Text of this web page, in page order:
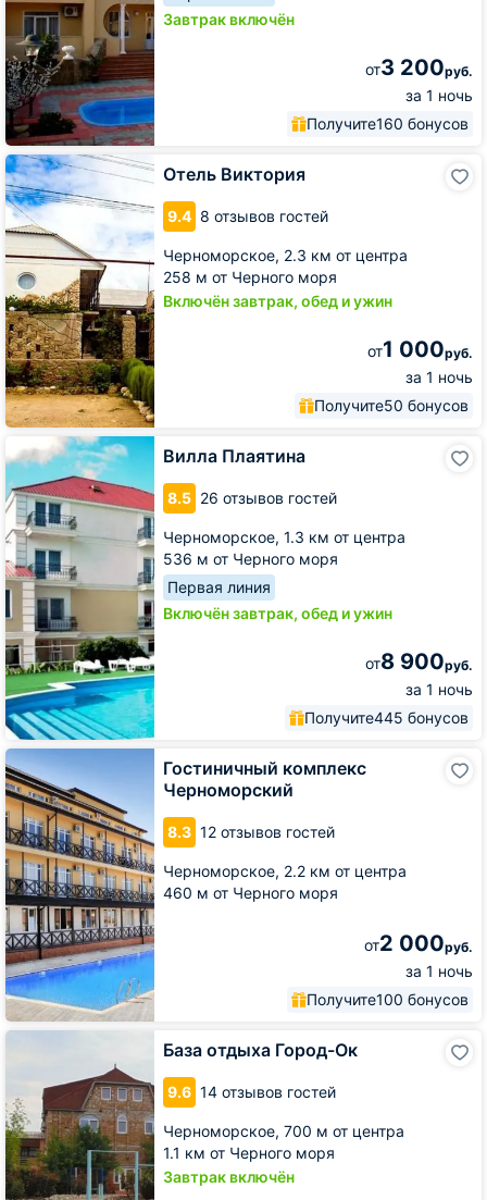
Завтрак включён
от3 200руб.
за 1 ночь
Получите160 бонусов
Отель Виктория
9.4 8 отзывов гостей
Черноморское, 2.3 км от центра
258 м от Черного моря
Включён завтрак, обед и ужин
от1 000руб.
за 1 ночь
Получите50 бонусов
Отель
Виктория
Вилла Плаятина
8.5 26 отзывов гостей
Черноморское, 1.3 км от центра
536 м от Черного моря
Первая линия
Включён завтрак, обед и ужин
от8 900руб.
за 1 ночь
Получите445 бонусов
Вилла
Плаятина
Гостиничный комплекс
Черноморский
8.3 12 отзывов гостей
Черноморское, 2.2 км от центра
460 м от Черного моря
от2 000руб.
за 1 ночь
Получите100 бонусов
Гостиничный
комплекс
Черноморский
База отдыха Город-Ок
9.6 14 отзывов гостей
Черноморское, 700 м от центра
1.1 км от Черного моря
Завтрак включён
База
Ок